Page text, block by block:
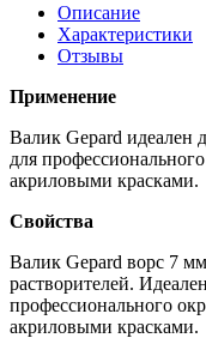
Описание
Характеристики
Отзывы
Применение
Валик Gepard идеален
для
акриловыми красками.
Свойства
Валик Gepard ворс 7
растворителей.
профессионального
акриловыми красками.